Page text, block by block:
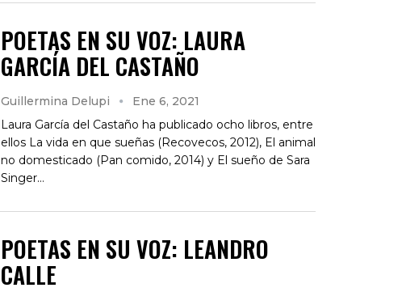
POETAS EN SU VOZ: LAURA
GARCÍA DEL CASTAÑO
Guillermina Delupi
Ene 6, 2021
Laura García del Castaño ha publicado ocho libros, entre
ellos La vida en que sueñas (Recovecos, 2012), El animal
no domesticado (Pan comido, 2014) y El sueño de Sara
Singer…
POETAS EN SU VOZ: LEANDRO
CALLE